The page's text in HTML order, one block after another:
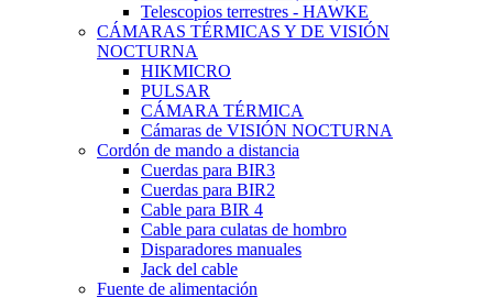
Telescopios terrestres - HAWKE
CÁMARAS TÉRMICAS Y DE VISIÓN
NOCTURNA
HIKMICRO
PULSAR
CÁMARA TÉRMICA
Cámaras de VISIÓN NOCTURNA
Cordón de mando a distancia
Cuerdas para BIR3
Cuerdas para BIR2
Cable para BIR 4
Cable para culatas de hombro
Disparadores manuales
Jack del cable
Fuente de alimentación